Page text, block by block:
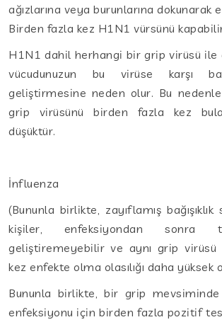
ağızlarına veya burunlarına dokunarak
Birden fazla kez H1N1 vürsünü
H1N1 dahil herhangi bir grip virüsü ile
vücudunuzun bu virüse karşı
geliştirmesine neden olur. Bu
grip virüsünü birden fazla kez
düşüktür.
İnfluenza
(Bununla birlikte, zayıflamış
kişiler, enfeksiyondan sonra
geliştiremeyebilir ve aynı grip
kez enfekte olma olasılığı daha yüksek
Bununla birlikte, bir grip
enfeksiyonu için birden fazla pozitif